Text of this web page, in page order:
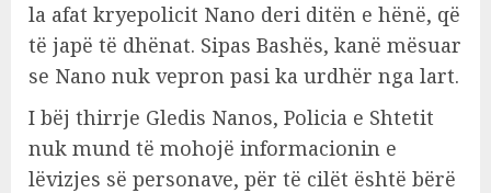
la afat kryepolicit Nano deri ditën e hënë, që
të japë të dhënat. Sipas Bashës, kanë mësuar
se Nano nuk vepron pasi ka urdhër nga lart.
I bëj thirrje Gledis Nanos, Policia e Shtetit
nuk mund të mohojë informacionin e
lëvizjes së personave, për të cilët është bërë